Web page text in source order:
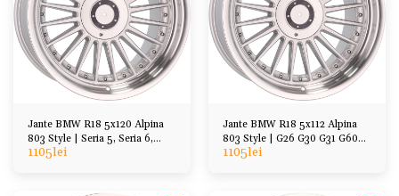
Jante BMW R18 5x120 Alpina
803 Style | Seria 5, Seria 6,
Seria 7
1105lei
Jante BMW R18 5x112 Alpina
803 Style | G26 G30 G31 G60
G32 G11 G12 etc
1105lei